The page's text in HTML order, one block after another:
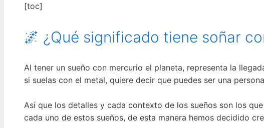
[toc]
🌌 ¿Qué significado tiene soñar
Al tener un sueño con mercurio el planeta, representa la
si suelas con el metal, quiere decir que puedes ser una
Así que los detalles y cada contexto de los sueños son los
cada uno de estos sueños, de esta manera hemos decidido